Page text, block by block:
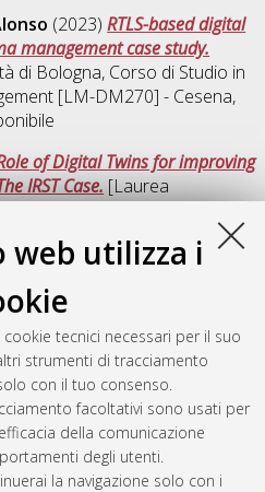
web utilizza i
tecnici necessari per il suo
strumenti di tracciamento
con il tuo consenso.
facoltativi sono usati per
della comunicazione
degli utenti.
la navigazione solo con i
(2023)RTLS-based digital
management case study.
di Bologna, Corso di Studio in
[LM-DM270] - Cesena,
of Digital Twins for improving
IRST Case. [Laurea
Implementation in
transformation
, Documento full-text non
ilSat Aug 8 20:37:11 2026
CEST